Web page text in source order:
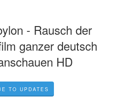
- Rausch der
ganzer deutsch
HD
TO UPDATES